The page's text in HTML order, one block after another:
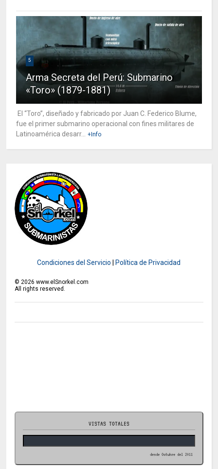
5
Arma Secreta del Perú: Submarino
«Toro» (1879-1881)
El “Toro”, diseñado y fabricado por Juan C. Federico Blume,
fue el primer submarino operacional con fines militares de
Latinoamérica desarr...
+Info
Condiciones del Servicio Política de Privacidad
© 2026 www.elSnorkel.com
All rights reserved.
VISTAS TOTALES
desde Octubre del 2011